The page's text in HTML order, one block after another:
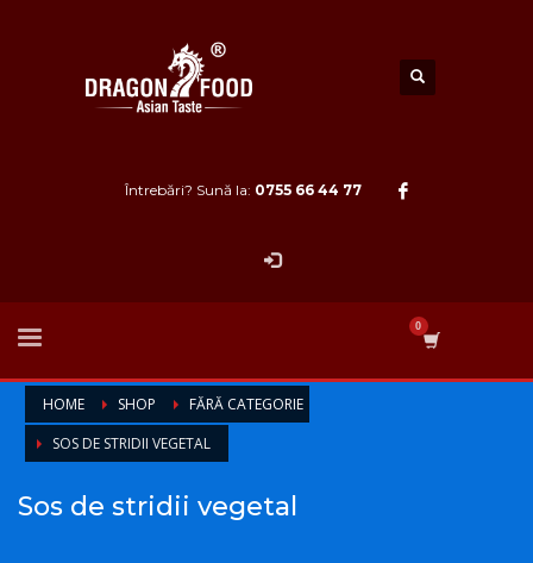
Întrebări? Sună la: 0755 66 44 77
HOME SHOP
FĂRĂ CATEGORIE
SOS DE STRIDII VEGETAL
Sos de stridii vegetal